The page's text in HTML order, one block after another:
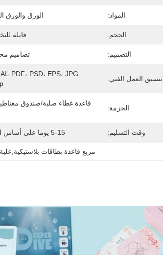
المواد: الورق والورق
الحجم: قابلة
التصميم: تصاميم
تنسيق العمل الفني:
الحزمة:
وقت التسليم: 5-15 يوما على أساس الكمية
مربع قاعدة بطاقات